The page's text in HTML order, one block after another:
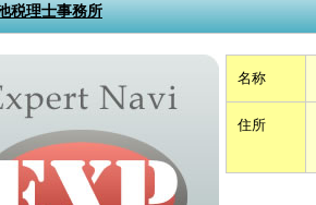
税理士事務所
名称
住所